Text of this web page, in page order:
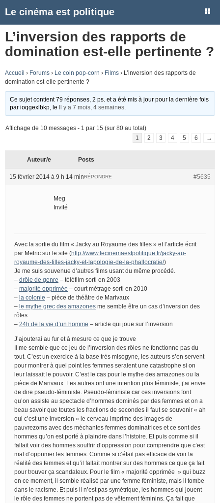
Le cinéma est politique
L’inversion des rapports de
domination est-elle pertinente ?
Accueil › Forums › Le coin pop-corn › Films › L’inversion des rapports de
domination est-elle pertinente ?
Ce sujet contient 79 réponses, 2 ps. et a été mis à jour pour la dernière fois
parioqgexlbkp , le Il y a 7 mois, 4 semaines
Affichage de 10 messages - 1 par 15 (sur 80 au total)
1
2 3 4 5 6 →
Auteur/e Posts
15 février 2014 à 9 h 14 min #5635
RÉPONDRE
Meg
Invité
Avec la sortie du film « Jacky au Royaume des filles » et l’article écrit
par Metric sur le site (http://www.lecinemaestpolitique.fr/jacky-au-
royaume-des-filles-jacky-et-lapologie-de-la-phallocratie/)
Je me suis souvenue d’autres films usant du même procédé.
– drôle de genre – téléfilm sorti en 2003
– majorité opprimée – court métrage sorti en 2010
– la colonie – pièce de théâtre de Marivaux
– le mythe grec des amazones me semble être un cas d’inversion des
rôles
– 24h de la vie d’un homme – article qui joue sur l’inversion
J’ajouterai au fur et à mesure ce que je trouve
Il me semble que ce jeu de l’inversion des rôles ne fonctionne pas du
tout. C’est un exercice à la base très misogyne, les auteurs s’en servent
pour montrer à quel point les femmes seraient une catastrophe si on
leur laissait le pouvoir. C’est le cas pour le mythe des amazones ou la
pièce de Marivaux. Les autres ont une intention plus féministe, j’ai envie
de dire pseudo-féministe. Pseudo-féministe car ces inversions font
qu’on assiste au spectacle d’hommes dominés par des femmes et on a
beau savoir que toutes les fractions de secondes il faut se souvenir « ah
oui c’est une inversion » le cerveau imprime des images de
pauvrezoms avec des méchantes femmes dominatrices et ce sont des
hommes qu’on est porté à plaindre dans l’histoire. Et puis comme si il
fallait voir des hommes souffrir d’oppression pour comprendre que c’est
mal d’opprimer les femmes. Comme si c’était pas efficace de voir la
réalité des femmes et qu’il fallait montrer sur des hommes ce que ça fait
pour trouver ça scandaleux. Pour le film « majorité opprimée » qui buzz
en ce moment, il semble réalisé par une femme féministe, mais il tombe
dans le racisme. Et puis il n’est pas symétrique, les hommes qui jouent
le rôle des femmes ne portent pas de vêtement féminins. Ça fait que